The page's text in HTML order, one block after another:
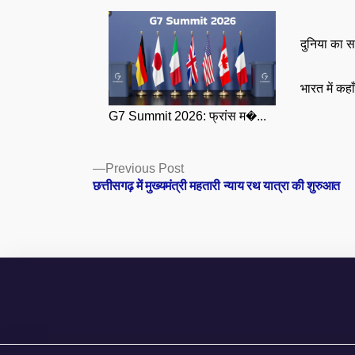
G7 Summit 2026: फ्रांस म�...
दुनिया का
भारत में
Posts
navigation
Previous PostPrevious
post:
छत्तीसगढ़ में मुख्यमंत्री महतारी न्याय रथ यात्रा की शुरुआत